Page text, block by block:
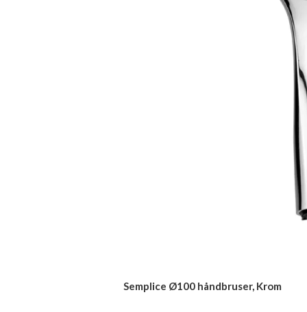
Semplice Ø100 håndbruser, Krom